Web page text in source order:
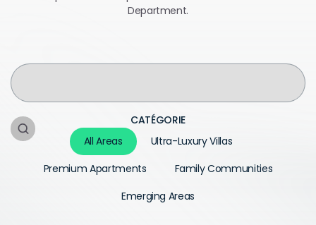
Department.
CATÉGORIE
All Areas
Ultra-Luxury Villas
Premium Apartments
Family Communities
Emerging Areas